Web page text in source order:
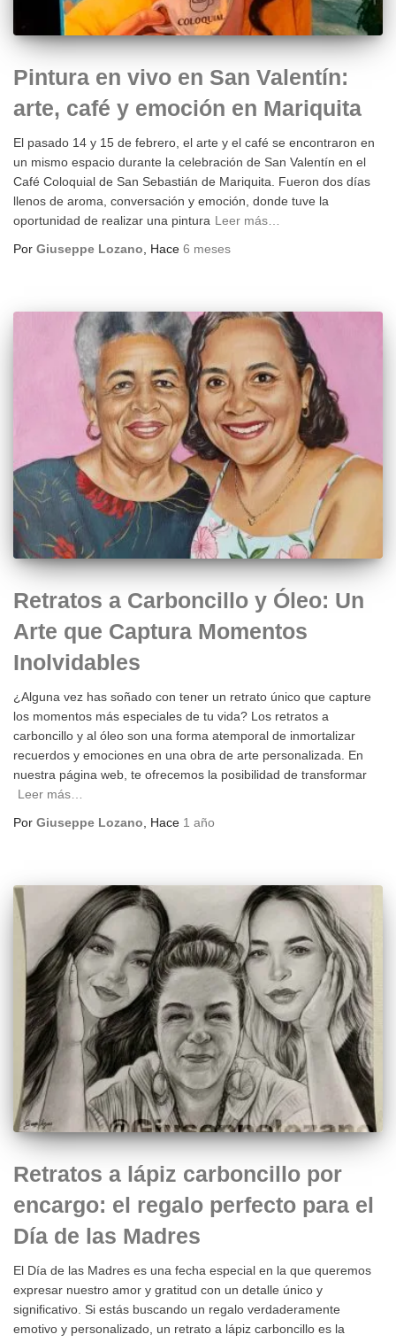
Pintura en vivo en San Valentín:
arte, café y emoción en Mariquita
El pasado 14 y 15 de febrero, el arte y el café se encontraron en
un mismo espacio durante la celebración de San Valentín en el
Café Coloquial de San Sebastián de Mariquita. Fueron dos días
llenos de aroma, conversación y emoción, donde tuve la
oportunidad de realizar una pintura Leer más…
Por Giuseppe Lozano, Hace 6 meses
Retratos a Carboncillo y Óleo: Un
Arte que Captura Momentos
Inolvidables
¿Alguna vez has soñado con tener un retrato único que capture
los momentos más especiales de tu vida? Los retratos a
carboncillo y al óleo son una forma atemporal de inmortalizar
recuerdos y emociones en una obra de arte personalizada. En
nuestra página web, te ofrecemos la posibilidad de transformar
Leer más…
Por Giuseppe Lozano , Hace 1 año
Retratos a lápiz carboncillo por
encargo: el regalo perfecto para el
Día de las Madres
El Día de las Madres es una fecha especial en la que queremos
expresar nuestro amor y gratitud con un detalle único y
significativo. Si estás buscando un regalo verdaderamente
emotivo y personalizado, un retrato a lápiz carboncillo es la